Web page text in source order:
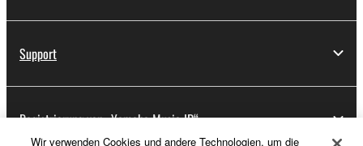
Support
Registrierung von „Yamaha Music ID“
Wir verwenden Cookies und andere Technologien, um die